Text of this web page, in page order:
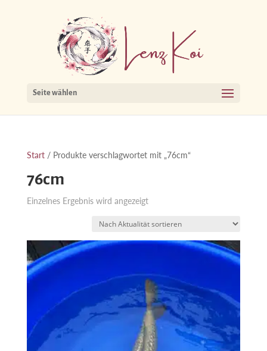
Seite wählen
Start/ Produkte verschlagwortet mit „76cm“
76cm
Einzelnes Ergebnis wird angezeigt